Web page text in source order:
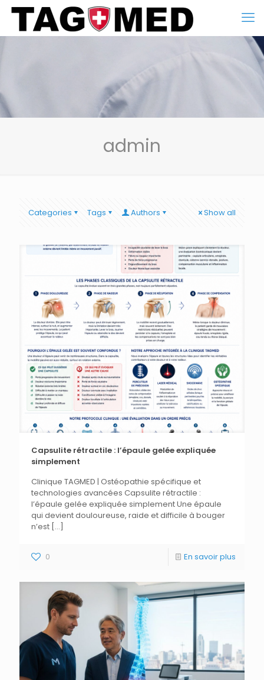
admin
Categories Tags Authors Show all
Capsulite rétractile : l’épaule gelée expliquée
simplement
Clinique TAGMED | Ostéopathie spécifique et
technologies avancées Capsulite rétractile :
l’épaule gelée expliquée simplement Une épaule
qui devient douloureuse, raide et difficile à bouger
n’est […]
0 En savoir plus